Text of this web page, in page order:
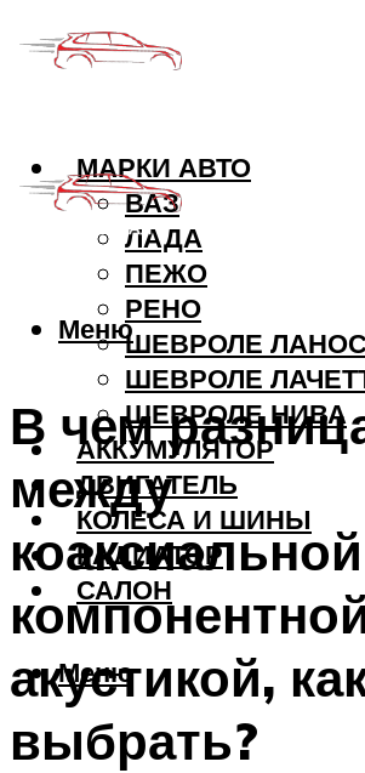
МАРКИ АВТО
ВАЗ
ЛАДА
ПЕЖО
РЕНО
ШЕВРОЛЕ ЛАНОС
ШЕВРОЛЕ
ШЕВРОЛЕ НИВА
АККУМУЛЯТОР
ДВИГАТЕЛЬ
КОЛЕСА И ШИНЫ
РАДИАТОР
САЛОН
Меню
Меню
В чем
между
акустикой,
выбрать?